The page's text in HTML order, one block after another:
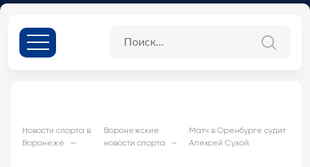
Новости спорта в
Воронеже
Воронежские
новости спорта
Матч в Оренбурге судит
Алексей Сухой